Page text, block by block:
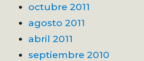
octubre 2011
agosto 2011
abril 2011
septiembre 2010